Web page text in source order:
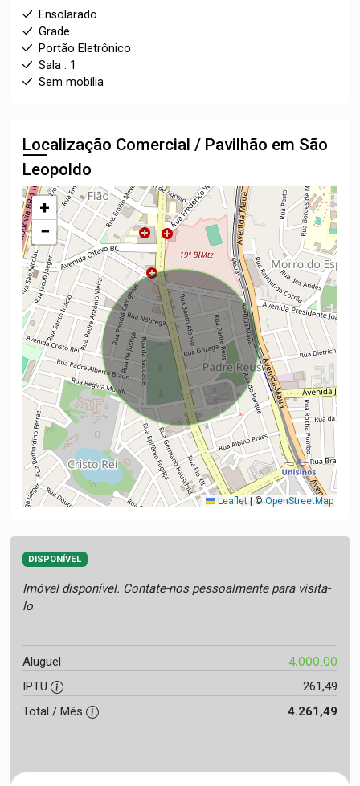
Ensolarado
Grade
Portão Eletrônico
Sala : 1
Sem mobília
Localização Comercial / Pavilhão em São
Leopoldo
+
−
Leaflet | ©OpenStreetMap
DISPONÍVEL
Imóvel disponível. Contate-nos pessoalmente para visita-
lo
Aluguel 4.000,00
IPTU
261,49
Total / Mês
4.261,49